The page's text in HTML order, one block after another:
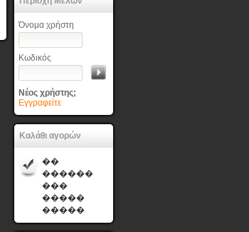
Όνομα χρήστη
Κωδικός
Νέος χρήστης;
Εγγραφείτε
Καλάθι αγορών
��
������
���
�����
�����